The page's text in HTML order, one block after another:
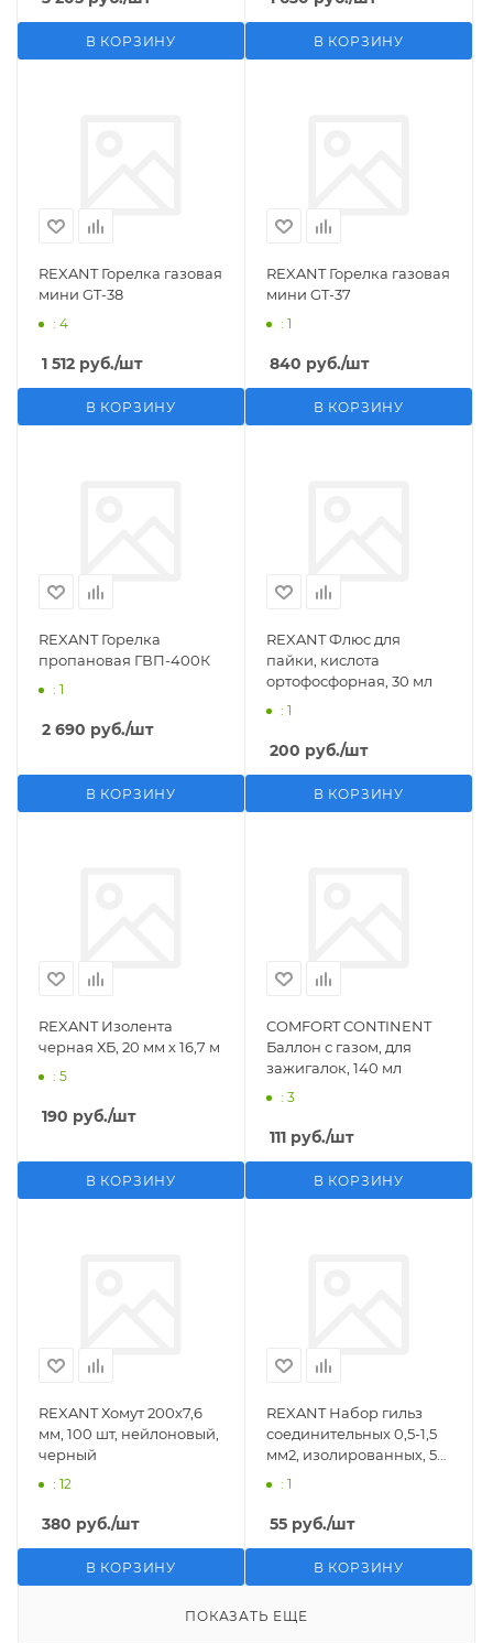
В КОРЗИНУ В КОРЗИНУ
REXANT Горелка газовая
мини GT-38
: 4
1 512 руб./шт
В КОРЗИНУ
REXANT Горелка газовая
мини GT-37
: 1
840 руб./шт
В КОРЗИНУ
REXANT Горелка
пропановая ГВП-400К
: 1
2 690 руб./шт
В КОРЗИНУ
REXANT Флюс для
пайки, кислота
ортофосфорная, 30 мл
: 1
200 руб./шт
В КОРЗИНУ
REXANT Изолента
черная ХБ, 20 мм х 16,7 м
: 5
190 руб./шт
В КОРЗИНУ
COMFORT CONTINENT
Баллон с газом, для
зажигалок, 140 мл
: 3
111 руб./шт
В КОРЗИНУ
REXANT Хомут 200х7,6
мм, 100 шт, нейлоновый,
черный
: 12
380 руб./шт
В КОРЗИНУ
REXANT Набор гильз
соединительных 0,5-1,5
мм2, изолированных, 5
: 1
55 руб./шт
В КОРЗИНУ
ПОКАЗАТЬ ЕЩЕ